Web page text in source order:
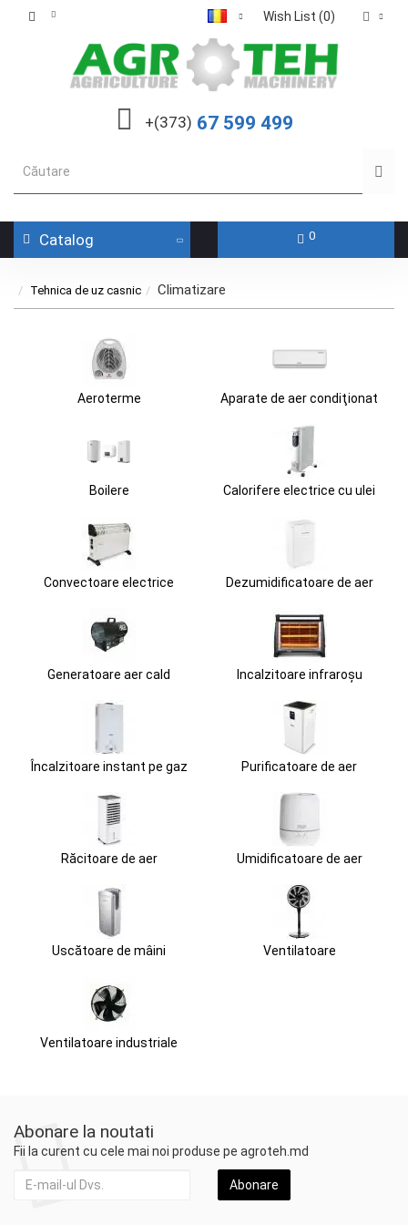
Wish List (0)
+(373) 67 599 499
Catalog 0
Tehnica de uz casnic Climatizare
Aeroterme Aparate de aer condiţionat
Boilere Calorifere electrice cu ulei
Convectoare electrice Dezumidificatoare de aer
Generatoare aer cald Incalzitoare infraroșu
Încalzitoare instant pe gaz Purificatoare de aer
Răcitoare de aer Umidificatoare de aer
Uscătoare de mâini Ventilatoare
Ventilatoare industriale
Abonare la noutati
Fii la curent cu cele mai noi produse pe agroteh.md
Abonare